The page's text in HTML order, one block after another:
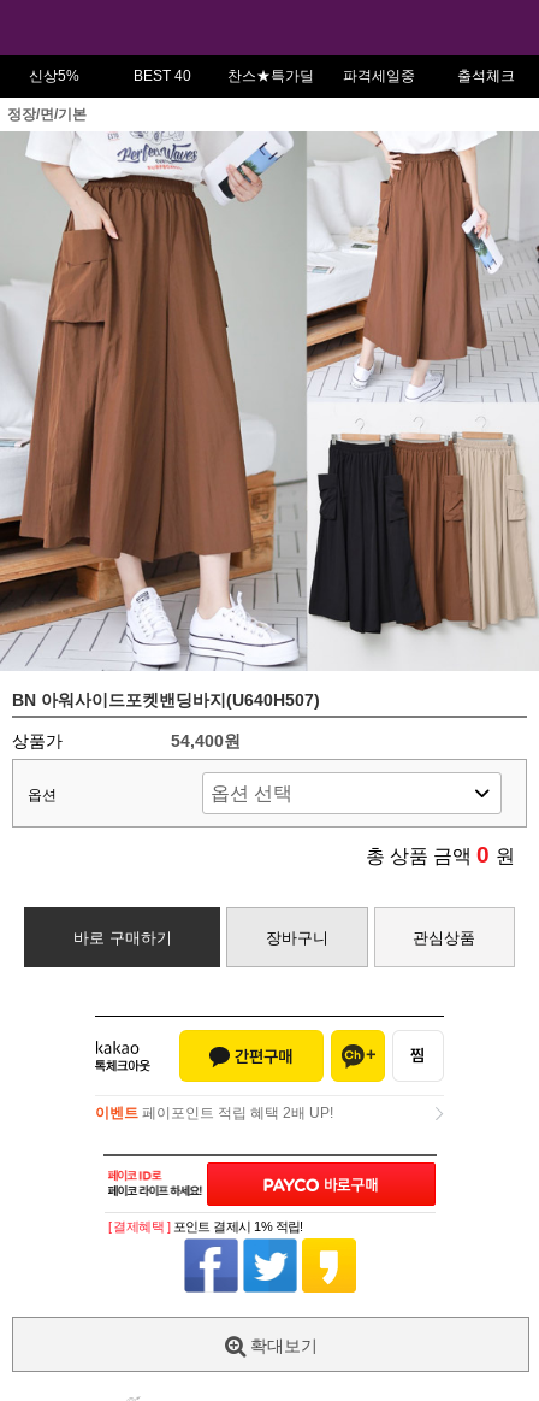
신상5% BEST 40 찬스★특가딜 파격세일중 출석체크
정장/면/기본
BN 아워사이드포켓밴딩바지(U640H507)
상품가 54,400원
옵션
총 상품 금액 0 원
바로 구매하기 장바구니 관심상품
이벤트 페이포인트 적립 혜택 2배 UP!
[ 결제혜택 ] 포인트 결제시 1% 적립!
확대보기